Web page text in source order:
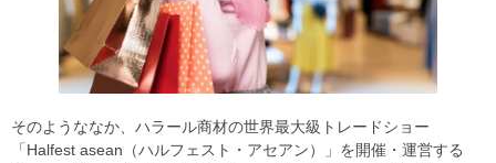
そのようななか、ハラール商材の世界最大級トレードショー
「Halfest asean（ハルフェスト・アセアン）」を開催・運営する